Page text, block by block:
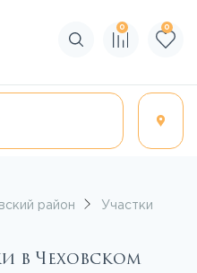
Поиск по сайту
0 0
район
Участки
в Чеховском